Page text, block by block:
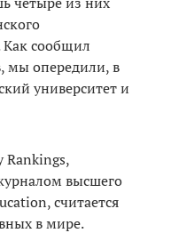
Как сообщил
мы опередили, в
университет и
Rankings,
высшего
считается
в мире.